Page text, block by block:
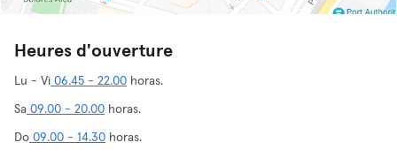
Heures d'ouverture
Lu - Vi 06.45 - 22.00 horas.
Sa 09.00 - 20.00 horas.
Do 09.00 - 14.30 horas.